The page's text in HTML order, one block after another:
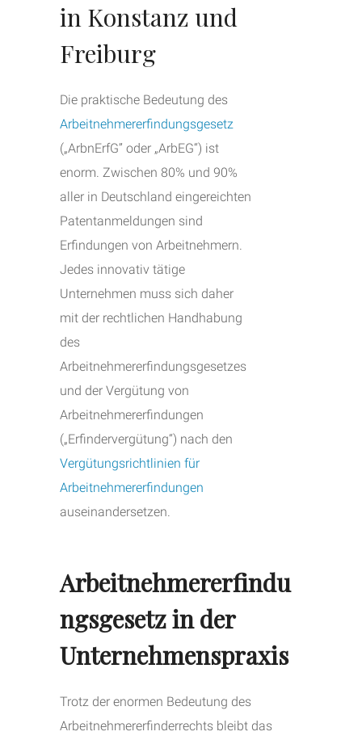
in Konstanz und
Freiburg
Die praktische Bedeutung des
Arbeitnehmererfindungsgesetz
(„ArbnErfG” oder „ArbEG“) ist
enorm. Zwischen 80% und 90%
aller in Deutschland eingereichten
Patentanmeldungen sind
Erfindungen von Arbeitnehmern.
Jedes innovativ tätige
Unternehmen muss sich daher
mit der rechtlichen Handhabung
des
Arbeitnehmererfindungsgesetzes
und der Vergütung von
Arbeitnehmererfindungen
(„Erfindervergütung“) nach den
Vergütungsrichtlinien für
Arbeitnehmererfindungen
auseinandersetzen.
Arbeitnehmererfindu
ngsgesetz in der
Unternehmenspraxis
Trotz der enormen Bedeutung des
Arbeitnehmererfinderrechts bleibt das